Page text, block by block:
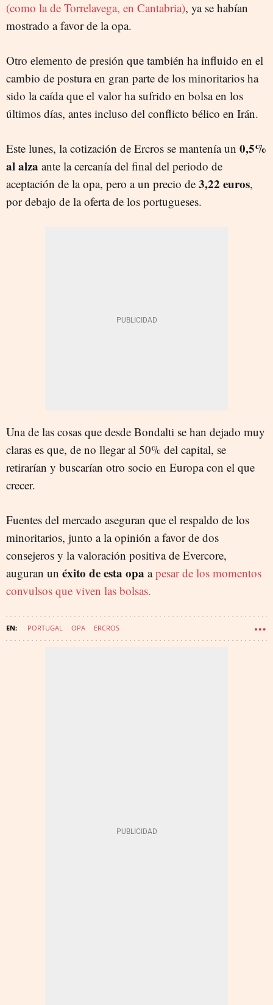
(como la de Torrelavega, en Cantabria), ya se habían
mostrado a favor de la opa.
Otro elemento de presión que también ha influido en el
cambio de postura en gran parte de los minoritarios ha
sido la caída que el valor ha sufrido en bolsa en los
últimos días, antes incluso del conflicto bélico en Irán.
Este lunes, la cotización de Ercros se mantenía un 0,5%
al alza ante la cercanía del final del periodo de
aceptación de la opa, pero a un precio de 3,22 euros,
por debajo de la oferta de los portugueses.
Una de las cosas que desde Bondalti se han dejado muy
claras es que, de no llegar al 50% del capital, se
retirarían y buscarían otro socio en Europa con el que
crecer.
Fuentes del mercado aseguran que el respaldo de los
minoritarios, junto a la opinión a favor de dos
consejeros y la valoración positiva de Evercore,
auguran un éxito de esta opa apesar de los momentos
convulsos que viven las bolsas.
PORTUGAL OPA ERCROS